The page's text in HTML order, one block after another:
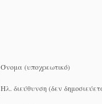
Όνομα (υποχρεωτικό)
Ηλ. διεύθυνση (δεν